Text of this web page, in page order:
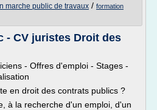
marche public de travaux / formation
- CV juristes Droit des
- Offres d'emploi - Stages -
en droit des contrats publics ?
à la recherche d'un emploi, d'un